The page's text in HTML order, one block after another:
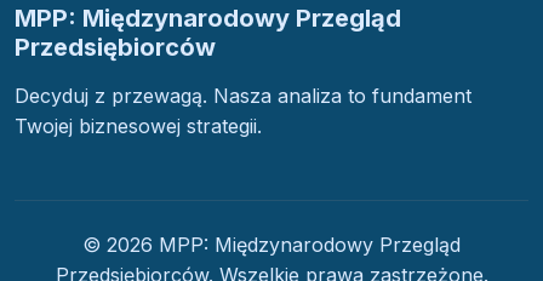
MPP: Międzynarodowy Przegląd
Przedsiębiorców
Decyduj z przewagą. Nasza analiza to fundament
Twojej biznesowej strategii.
© 2026 MPP: Międzynarodowy Przegląd
Przedsiębiorców. Wszelkie prawa zastrzeżone.